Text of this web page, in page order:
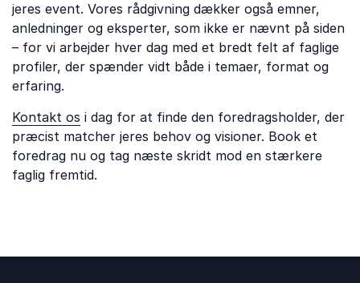
jeres event. Vores rådgivning dækker også emner,
anledninger og eksperter, som ikke er nævnt på siden
– for vi arbejder hver dag med et bredt felt af faglige
profiler, der spænder vidt både i temaer, format og
erfaring.
Kontakt os i dag for at finde den foredragsholder, der
præcist matcher jeres behov og visioner. Book et
foredrag nu og tag næste skridt mod en stærkere
faglig fremtid.